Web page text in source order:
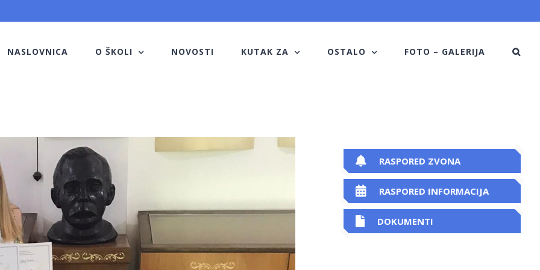
NASLOVNICA O ŠKOLI NOVOSTI KUTAK ZA OSTALO FOTO – GALERIJA
RASPORED ZVONA
RASPORED INFORMACIJA
DOKUMENTI